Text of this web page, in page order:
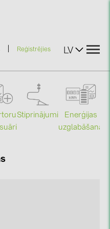
Reģistrējies LV
Stiprinājumi
Enerģijas
uzglabāšana